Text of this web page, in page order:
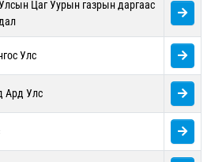
Цаг Уурын газрын даргаас
Улс
Ард Улс